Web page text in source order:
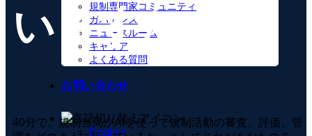
規制専門家コミュニティ
ガバナンス
ニュースルーム
キャリア
よくある質問
お問い合わせ
English
いますか？
40分で、規制当局がAIを使って規制活動の審査、評価、管